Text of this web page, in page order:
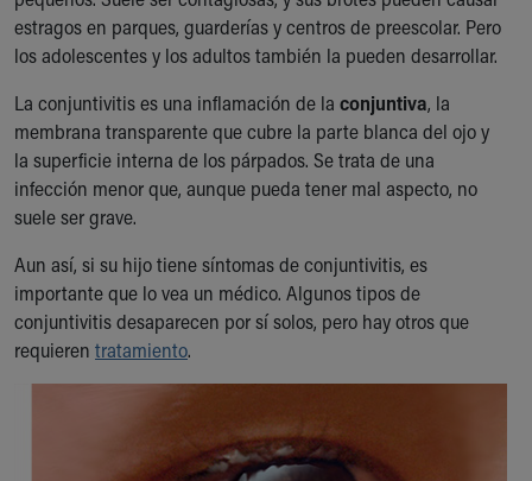
Ronald McDonald House Care Mobile
Health Centers
Symptom Checker
Financial Services
Price Estimates
Family Supports
Sports Health Services Provider for Akron Zips
New Parents
Find a Pediatrician
MyChart
Make an Appointment
Breastfeeding Medicine
Child Passenger Safety
About Akron Children's Pediatrics
estragos en parques, guarderías y centros de preescolar. Pero
los adolescentes y los adultos también la pueden desarrollar.
La conjuntivitis es una inflamación de la conjuntiva, la
membrana transparente que cubre la parte blanca del ojo y
la superficie interna de los párpados. Se trata de una
infección menor que, aunque pueda tener mal aspecto, no
suele ser grave.
Aun así, si su hijo tiene síntomas de conjuntivitis, es
importante que lo vea un médico. Algunos tipos de
conjuntivitis desaparecen por sí solos, pero hay otros que
requieren tratamiento.